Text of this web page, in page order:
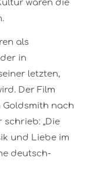
waren die
als
in
letzten,
Der Film
nach
„Die
und Liebe im
deutsch-